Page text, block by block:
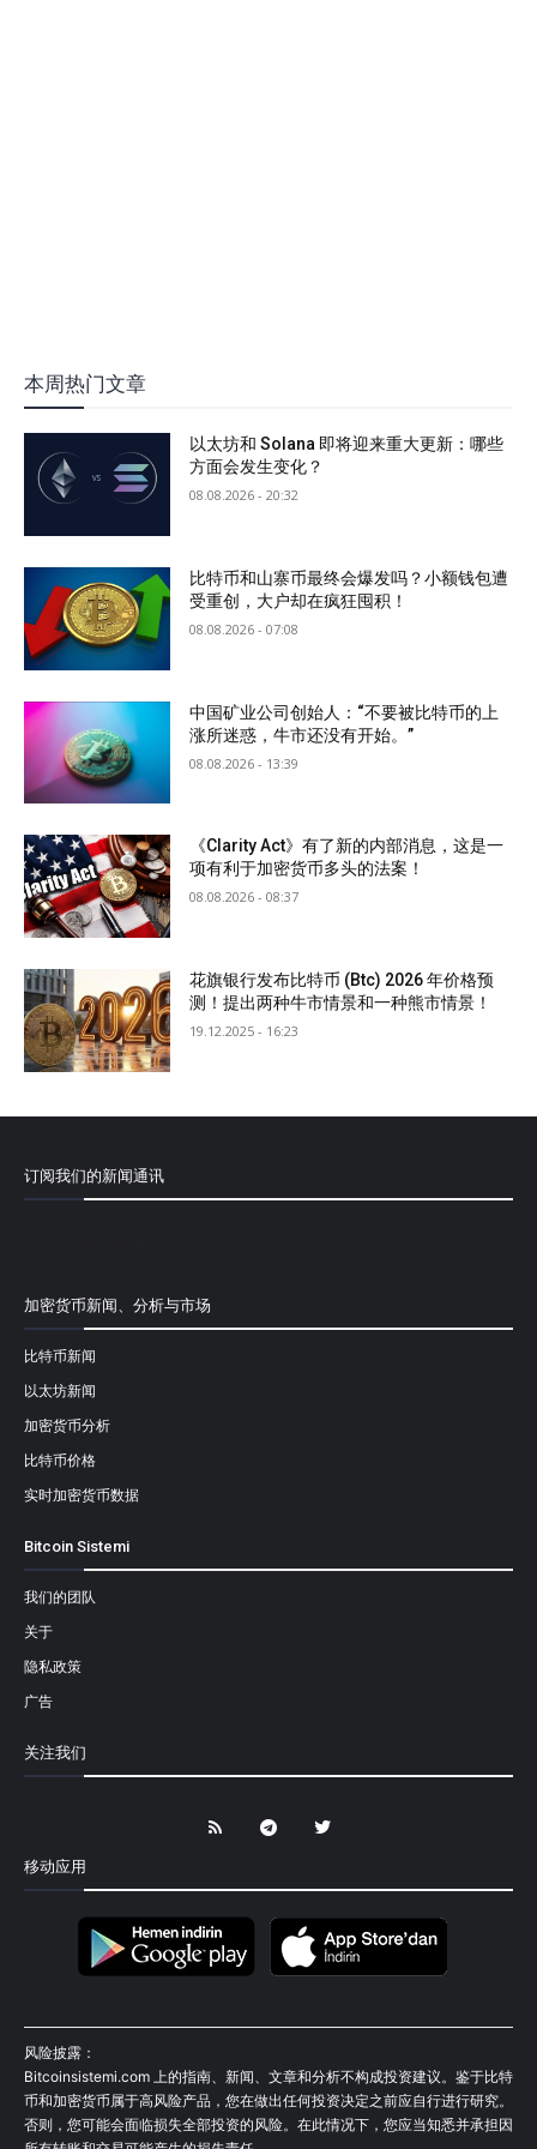
本周热门文章
以太坊和 Solana 即将迎来重大更新：哪些
方面会发生变化？
08.08.2026 - 20:32
比特币和山寨币最终会爆发吗？小额钱包遭
受重创，大户却在疯狂囤积！
08.08.2026 - 07:08
中国矿业公司创始人：“不要被比特币的上
涨所迷惑，牛市还没有开始。”
08.08.2026 - 13:39
《Clarity Act》有了新的内部消息，这是一
项有利于加密货币多头的法案！
08.08.2026 - 08:37
花旗银行发布比特币 (Btc) 2026 年价格预
测！提出两种牛市情景和一种熊市情景！
19.12.2025 - 16:23
订阅我们的新闻通讯
加密货币新闻、分析与市场
比特币新闻
以太坊新闻
加密货币分析
比特币价格
实时加密货币数据
Bitcoin Sistemi
我们的团队
关于
隐私政策
广告
关注我们
移动应用
风险披露：
Bitcoinsistemi.com 上的指南、新闻、文章和分析不构成投资建议。鉴于比特
币和加密货币属于高风险产品，您在做出任何投资决定之前应自行进行研究。
否则，您可能会面临损失全部投资的风险。在此情况下，您应当知悉并承担因